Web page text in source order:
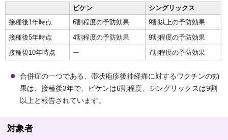
ビケン
シングリックス
接種後1年時点
6割程度の予防効果
9割以上の予防効果
接種後5年時点
4割程度の予防効果
9割程度の予防効果
接種後10年時点
ー 7割程度の予防効果
合併症の一つである、帯状疱疹後神経痛に対するワクチンの効
果は、接種後3年で、ビケンは6割程度、シングリックスは9割
以上と報告されています。
対象者